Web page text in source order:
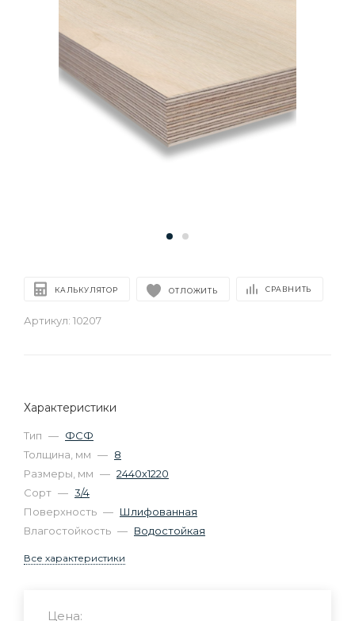
КАЛЬКУЛЯТОР ОТЛОЖИТЬ СРАВНИТЬ
Артикул: 10207
Характеристики
Тип — ФСФ
Толщина, мм — 8
Размеры, мм — 2440х1220
Сорт — 3/4
Поверхность — Шлифованная
Влагостойкость — Водостойкая
Все характеристики
Цена: